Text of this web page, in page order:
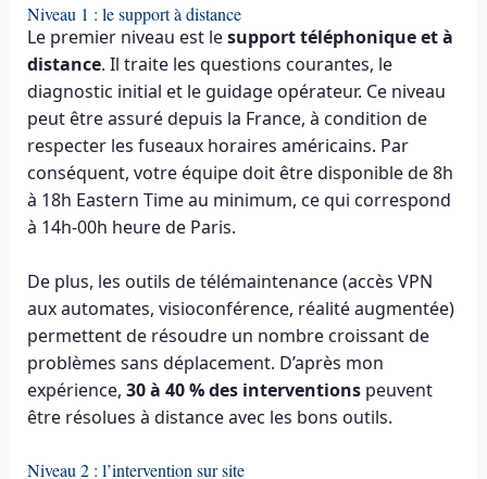
Niveau 1 : le support à distance
Le premier niveau est lesupport téléphonique et à
distance. Il traite les questions courantes, le
diagnostic initial et le guidage opérateur. Ce niveau
peut être assuré depuis la France, à condition de
respecter les fuseaux horaires américains. Par
conséquent, votre équipe doit être disponible de 8h
à 18h Eastern Time au minimum, ce qui correspond
à 14h-00h heure de Paris.
De plus, les outils de télémaintenance (accès VPN
aux automates, visioconférence, réalité augmentée)
permettent de résoudre un nombre croissant de
problèmes sans déplacement. D’après mon
expérience, 30 à 40 % des interventionspeuvent
être résolues à distance avec les bons outils.
Niveau 2 : l’intervention sur site